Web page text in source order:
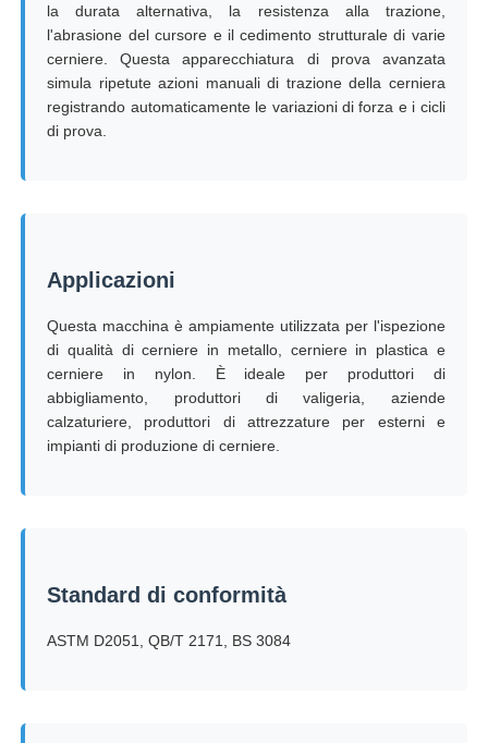
Richiedere un preventivo
Attrezzatura di prova di laboratorio
Macchina di prova dell'abrasione
apparecchiatura di collaudo di gomma
Attrezzature per la prova dei materiali da costruzione
la durata alternativa, la resistenza alla trazione,
l'abrasione del cursore e il cedimento strutturale di varie
cerniere. Questa apparecchiatura di prova avanzata
simula ripetute azioni manuali di trazione della cerniera
registrando automaticamente le variazioni di forza e i cicli
di prova.
Applicazioni
Questa macchina è ampiamente utilizzata per l'ispezione
di qualità di cerniere in metallo, cerniere in plastica e
cerniere in nylon. È ideale per produttori di
abbigliamento, produttori di valigeria, aziende
calzaturiere, produttori di attrezzature per esterni e
impianti di produzione di cerniere.
Standard di conformità
ASTM D2051, QB/T 2171, BS 3084